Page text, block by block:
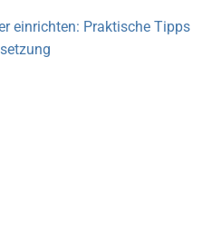
einrichten: Praktische Tipps